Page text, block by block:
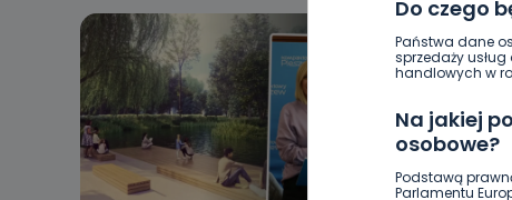
Do czego
Państwa dane
sprzedaży
handlowych w
Na jakiej
osobowe?
Podstawą
Parlamentu